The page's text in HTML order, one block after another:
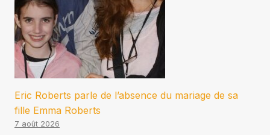
Eric Roberts parle de l’absence du mariage de sa
fille Emma Roberts
7 août 2026